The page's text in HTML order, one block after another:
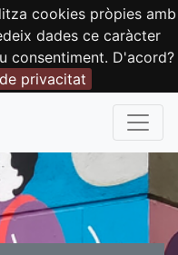
cookies pròpies amb
dades ce caràcter
consentiment. D'acord?
privacitat